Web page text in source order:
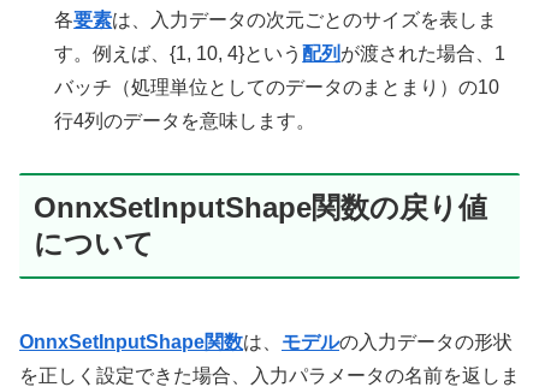
各要素は、入力データの次元ごとのサイズを表しま
す。例えば、{1, 10, 4}という配列 が渡された場合、1
バッチ（処理単位としてのデータのまとまり）の10
行4列のデータを意味します。
OnnxSetInputShape関数の戻り値
について
OnnxSetInputShape関数は、 モデルの入力データの形状
を正しく設定できた場合、入力パラメータの名前を返しま